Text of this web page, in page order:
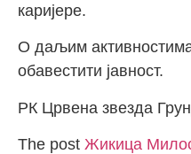
каријере.
О даљим
обавестити јавност.
РК Црвена звезда
The post Жикица